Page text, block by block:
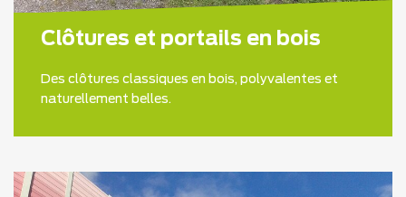
Clôtures et portails en bois
Des clôtures classiques en bois, polyvalentes et
naturellement belles.